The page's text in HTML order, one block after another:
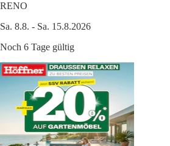
RENO
Sa. 8.8. - Sa. 15.8.2026
Noch 6 Tage gültig